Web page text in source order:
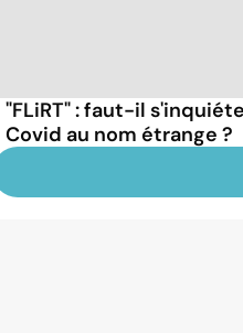
"FLiRT" : faut-il
Covid au nom étrange ?